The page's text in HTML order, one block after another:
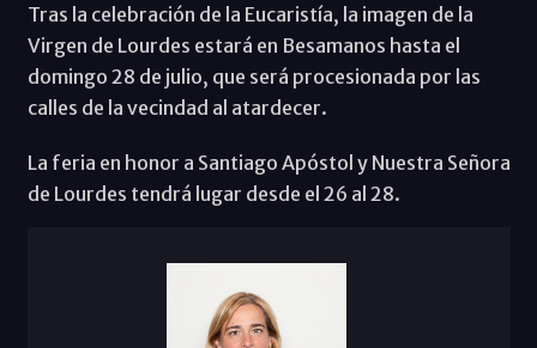
Tras la celebración de la Eucaristía, la imagen de la
Virgen de Lourdes estará en Besamanos hasta el
domingo 28 de julio, que será procesionada por las
calles de la vecindad al atardecer.
La feria en honor a Santiago Apóstol y Nuestra Señora
de Lourdes tendrá lugar desde el 26 al 28.